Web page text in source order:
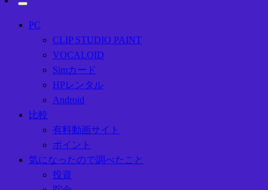
PC
CLIP STUDIO PAINT
VOCALOID
Simカード
HPレンタル
Android
比較
有料動画サイト
ポイント
気になったので調べたこと
投資